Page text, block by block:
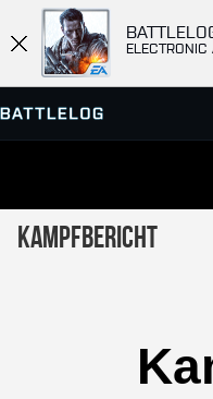
ELECTRONIC
SERVER-
Kampfbericht